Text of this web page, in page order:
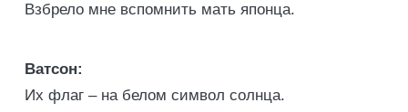
Взбрело мне вспомнить мать японца.
Ватсон:
Их флаг – на белом символ солнца.